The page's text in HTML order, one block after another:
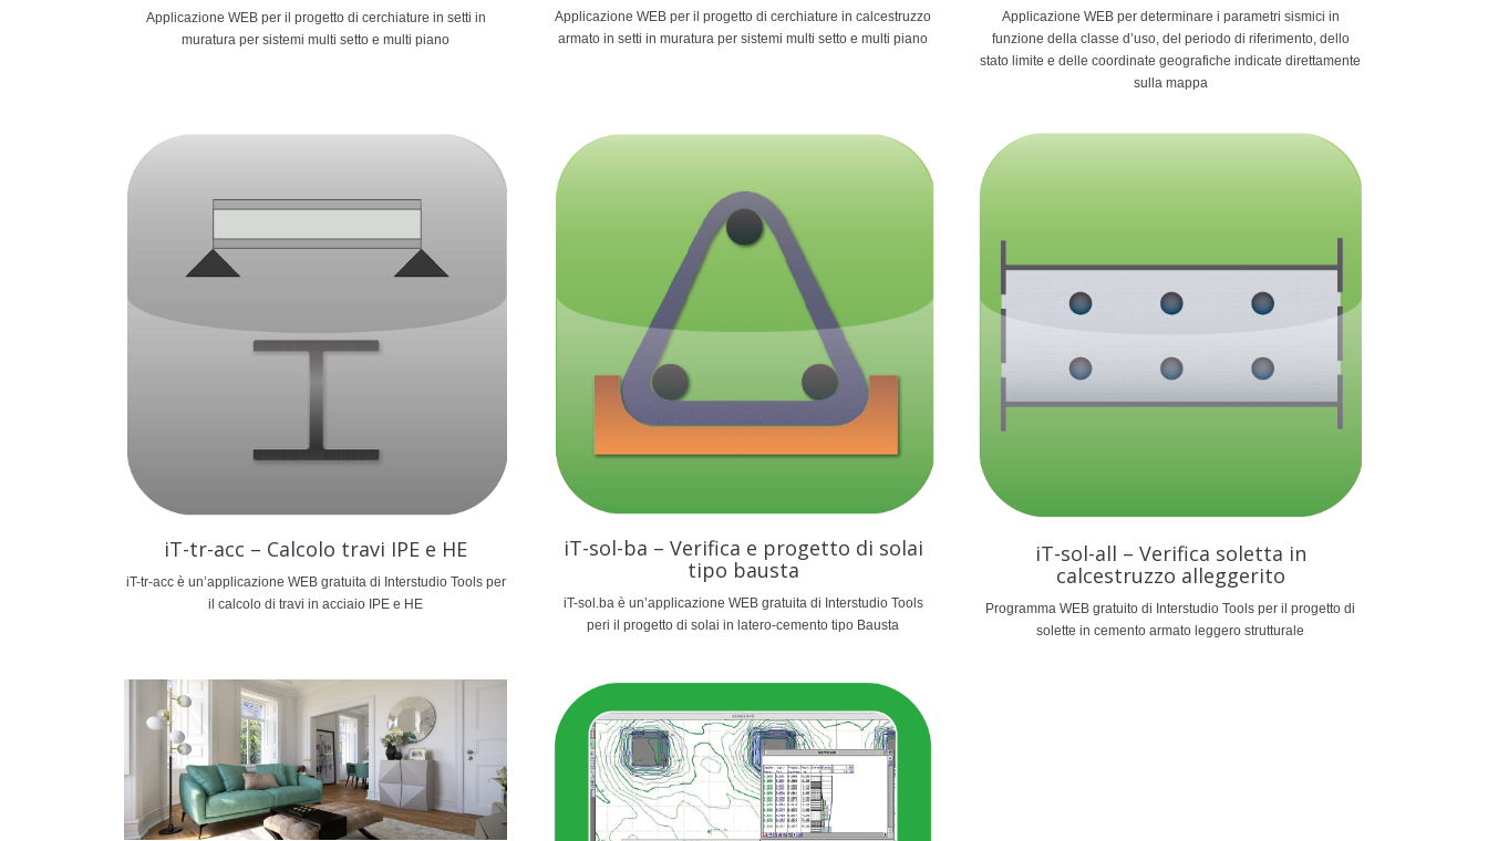
Applicazione WEB per il progetto di cerchiature in setti in
muratura per sistemi multi setto e multi piano
Applicazione WEB per il progetto di cerchiature in calcestruzzo
armato in setti in muratura per sistemi multi setto e multi piano
Applicazione WEB per determinare i parametri sismici in
funzione della classe d’uso, del periodo di riferimento, dello
stato limite e delle coordinate geografiche indicate direttamente
sulla mappa
iT-tr-acc – Calcolo travi IPE e HE
iT-tr-acc è un’applicazione WEB gratuita di Interstudio Tools per
il calcolo di travi in acciaio IPE e HE
iT-sol-ba – Verifica e progetto di solai
tipo bausta
iT-sol.ba è un’applicazione WEB gratuita di Interstudio Tools
peri il progetto di solai in latero-cemento tipo Bausta
iT-sol-all – Verifica soletta in
calcestruzzo alleggerito
Programma WEB gratuito di Interstudio Tools per il progetto di
solette in cemento armato leggero strutturale